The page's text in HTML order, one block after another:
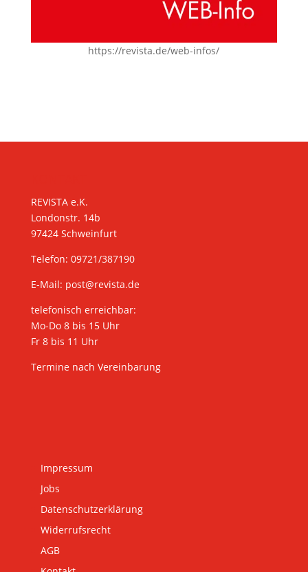
https://revista.de/web-infos/
REVISTA e.K.
Londonstr. 14b
97424 Schweinfurt
Telefon: 09721/387190
E-Mail: post@revista.de
telefonisch erreichbar:
Mo-Do 8 bis 15 Uhr
Fr 8 bis 11 Uhr
Termine nach Vereinbarung
Impressum
Jobs
Datenschutzerklärung
Widerrufsrecht
AGB